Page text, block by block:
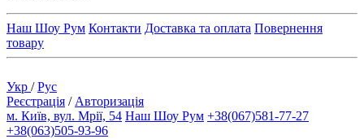
Наш Шоу Рум Контакти Доставка та оплата Повернення
товару
Укр /Рус
Реєстрація / Авторизація
м. Київ, вул. Мрії, 54 Наш Шоу Рум +38(067)581-77-27
+38(063)505-93-96